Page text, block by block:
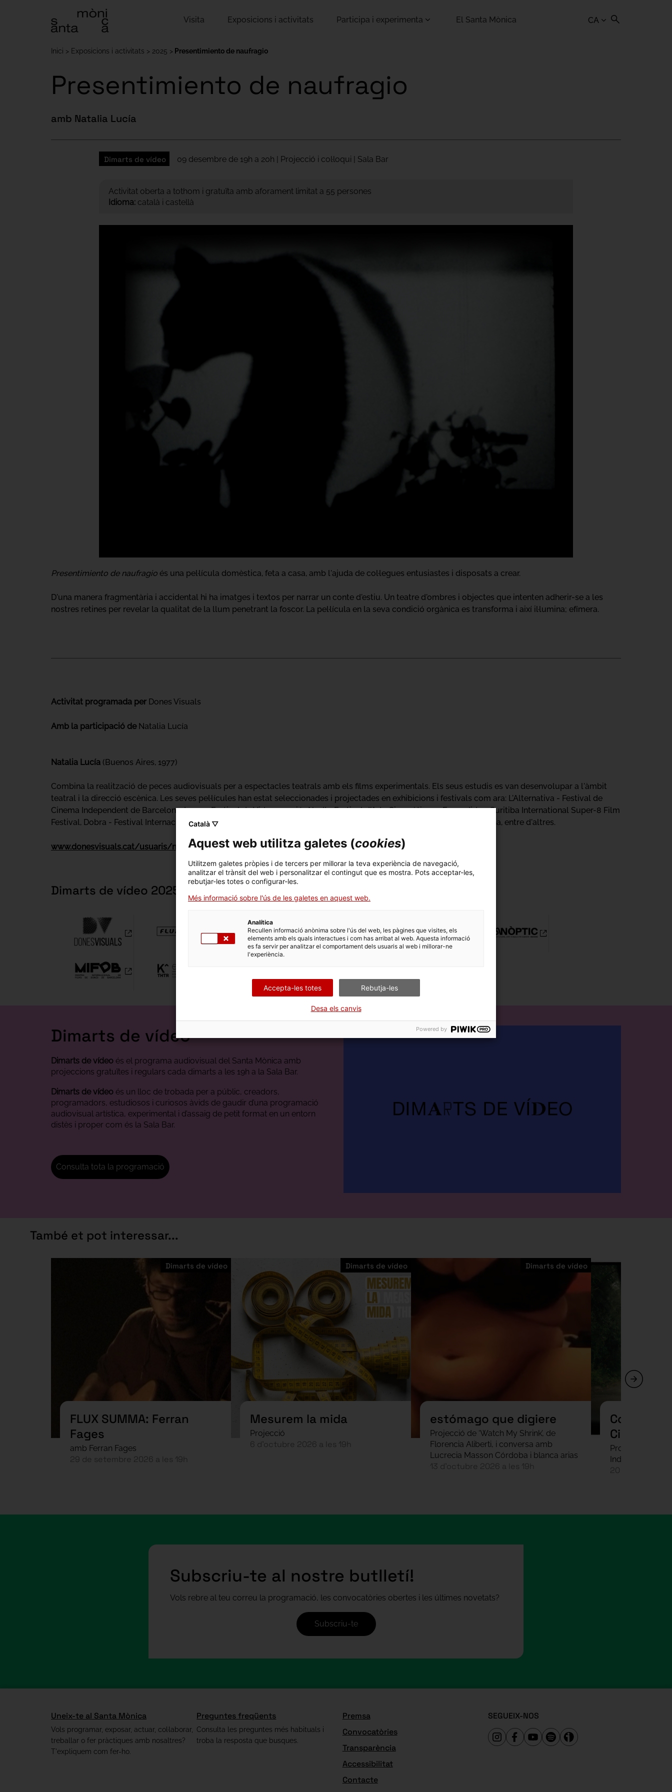
CA
Visita Exposicions i activitats Participa i experimenta El Santa Mònica
Inici Exposicions i activitats 2025 Presentimiento de naufragio
Presentimiento de naufragio
amb Natalia Lucía
Dimarts de vídeo 09 desembre de 19h a 20h | Projecció i col·loqui | Sala Bar
Activitat oberta a tothom i gratuïta amb aforament limitat a 55 persones
Idioma: català i castellà
Presentimiento de naufragio és una pel·lícula domèstica, feta a casa, amb l'ajuda de col·legues entusiastes i disposats a crear.
D'una manera fragmentària i accidental hi ha imatges i textos per narrar un conte d'estiu. Un teatre d'ombres i objectes que intenten adherir-se a les
nostres retines per revelar la qualitat de la llum penetrant la foscor. La pel·lícula en la seva condició orgànica es transforma i així il·lumina; efímera.
Activitat programada per Dones Visuals
Amb la participació de Natalia Lucía
Natalia Lucía (Buenos Aires, 1977)
Combina la realització de peces audiovisuals per a espectacles teatrals amb els films experimentals. Els seus estudis es van desenvolupar a l'àmbit
teatral i la direcció escènica. Les seves pel·lícules han estat seleccionades i projectades en exhibicions i festivals com ara: L'Alternativa - Festival de
Cinema Independent de Barcelona, Loop - Festival de Videocreació, Alud! - Festival d'Arts Cinemàtiques Expandides, Curitiba International Super-8 Film
Festival, Dobra - Festival Internacional de Cinema Experimental, la Mostra Internacional de Films de Dones de Barcelona, entre d'altres.
www.donesvisuals.cat/usuaris/natalia-luca
Dimarts de vídeo 2025 es nodreix de les propostes de:
Dimarts de vídeo
Dimarts de vídeo és el programa audiovisual del Santa Mònica amb
projeccions gratuïtes i regulars cada dimarts a les 19h a la Sala Bar.
Dimarts de vídeo és un lloc de trobada per a públic, creadors,
programadors, estudiosos i curiosos àvids de gaudir d’una programació
audiovisual artística, experimental i d’assaig de petit format en un entorn
distès i proper com és la Sala Bar.
Consulta tota la programació
També et pot interessar...
FLUX SUMMA: Ferran
Fages
amb Ferran Fages
29 de setembre 2026 a les 19h
Dimarts de vídeo
Mesurem la mida
Projecció
6 d’octubre 2026 a les 19h
Dimarts de vídeo
estómago que digiere
Projecció de ‘Watch My Shrink’, de
Florencia Aliberti, i conversa amb
Lucrecia Masson Córdoba i blanca arias
13 d’octubre 2026 a les 19h
Dimarts de vídeo
Codi Font
Cinema
Projecció
Indígena amb
20 d’octubre
Subscriu-te al nostre butlletí!
Vols rebre al teu correu la programació, les convocatòries obertes i les últimes novetats?
Subscriu-te
Uneix-te al Santa Mònica
Vols programar, exposar, actuar, col·laborar,
treballar o fer pràctiques amb nosaltres?
T'expliquem com fer-ho.
Preguntes freqüents
Consulta les preguntes més habituals i
troba la resposta que busques.
Premsa
Convocatòries
Transparència
Accessibilitat
Contacte
SEGUEIX-NOS
Català ▽
Aquest web utilitza galetes (cookies)
Utilitzem galetes pròpies i de tercers per millorar la teva experiència de navegació,
analitzar el trànsit del web i personalitzar el contingut que es mostra. Pots acceptar-les,
rebutjar-les totes o configurar-les.
Més informació sobre l'ús de les galetes en aquest web.
Analítica
Recullen informació anònima sobre l'ús del web, les pàgines que visites, els
elements amb els quals interactues i com has arribat al web. Aquesta informació
es fa servir per analitzar el comportament dels usuaris al web i millorar-ne
l'experiència.
Accepta-les totes Rebutja-les
Desa els canvis
Powered by